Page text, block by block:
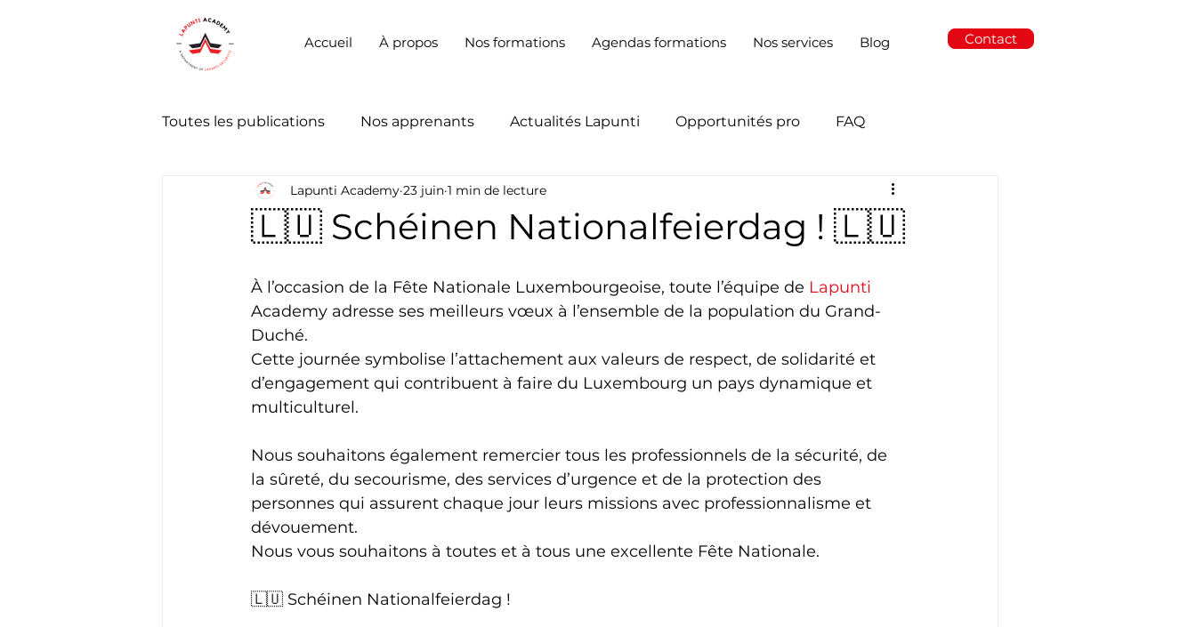
Accueil À propos Nos formations Agendas formations Nos services Blog Contact
Toutes les publications Nos apprenants Actualités Lapunti Opportunités pro FAQ
🇱🇺 Schéinen Nationalfeierdag ! 🇱🇺
Lapunti Academy 23 juin 1 min de lecture
À l’occasion de la Fête Nationale Luxembourgeoise, toute l’équipe de Lapunti
Academy adresse ses meilleurs vœux à l’ensemble de la population du Grand-
Duché.
Cette journée symbolise l’attachement aux valeurs de respect, de solidarité et
d’engagement qui contribuent à faire du Luxembourg un pays dynamique et
multiculturel.
Nous souhaitons également remercier tous les professionnels de la sécurité, de
la sûreté, du secourisme, des services d’urgence et de la protection des
personnes qui assurent chaque jour leurs missions avec professionnalisme et
dévouement.
Nous vous souhaitons à toutes et à tous une excellente Fête Nationale.
🇱🇺 Schéinen Nationalfeierdag !